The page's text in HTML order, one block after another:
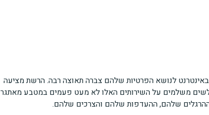
לנושא הפרטיות שלהם צברה תאוצה רבה. הרשת מציעה
משלמים על השירותים האלו לא מעט פעמים במטבע מאתגר
ההרגלים שלהם, ההעדפות שלהם והצרכים שלהם.